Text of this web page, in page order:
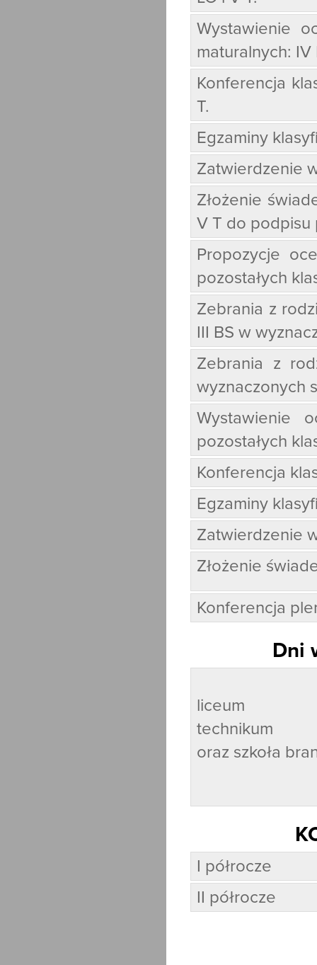
Wystawienie
maturalnych: IV
Konferencja
T.
Egzaminy
Zatwierdzenie
Złożenie
V T do podpisu
Propozycje
pozostałych
Zebrania z
III BS w
Zebrania z
wyznaczonych
Wystawienie
pozostałych
Konferencja
Egzaminy
Zatwierdzenie
Złożenie
Konferencja
Dni
liceum
technikum
oraz szkoła
I półrocze
II półrocze